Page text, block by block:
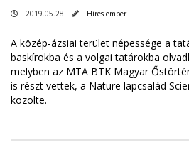
2019.05.28 Híres ember
A közép-ázsiai terület népessége a
baskírokba és a volgai tatárokba
melyben az MTA BTK Magyar
is részt vettek, a Nature lapcsalád
közölte.